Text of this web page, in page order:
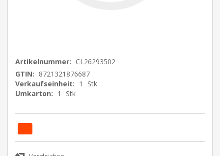
Artikelnummer: CL26293502
GTIN: 8721321876687
Verkaufseinheit: 1
Stk
Umkarton: 1 Stk